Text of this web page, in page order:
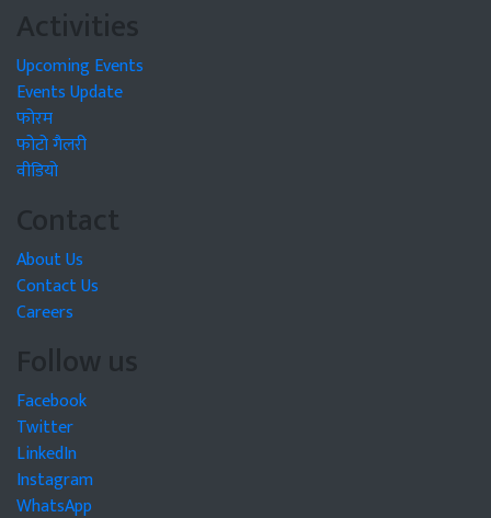
Activities
Upcoming Events
Events Update
फोरम
फोटो गैलरी
वीडियो
Contact
About Us
Contact Us
Careers
Follow us
Facebook
Twitter
LinkedIn
Instagram
WhatsApp